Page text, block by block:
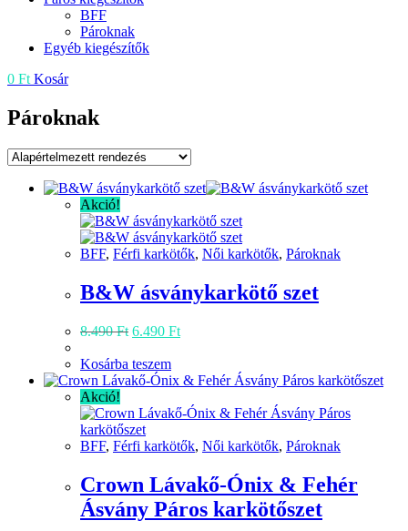
BFF
Pároknak
Egyéb kiegészítők
0 Ft Kosár
Pároknak
Akció!
BFF, Férfi karkötők, Női karkötők, Pároknak
B&W ásványkarkötő szet
8.490Ft Original
was:
8.490 Ft.
6.490 FtCurrent
6.490 Ft.
Kosárba teszem
Akció!
BFF, Férfi karkötők, Női karkötők, Pároknak
Crown Lávakő-Ónix & Fehér
Ásvány Páros karkötőszet